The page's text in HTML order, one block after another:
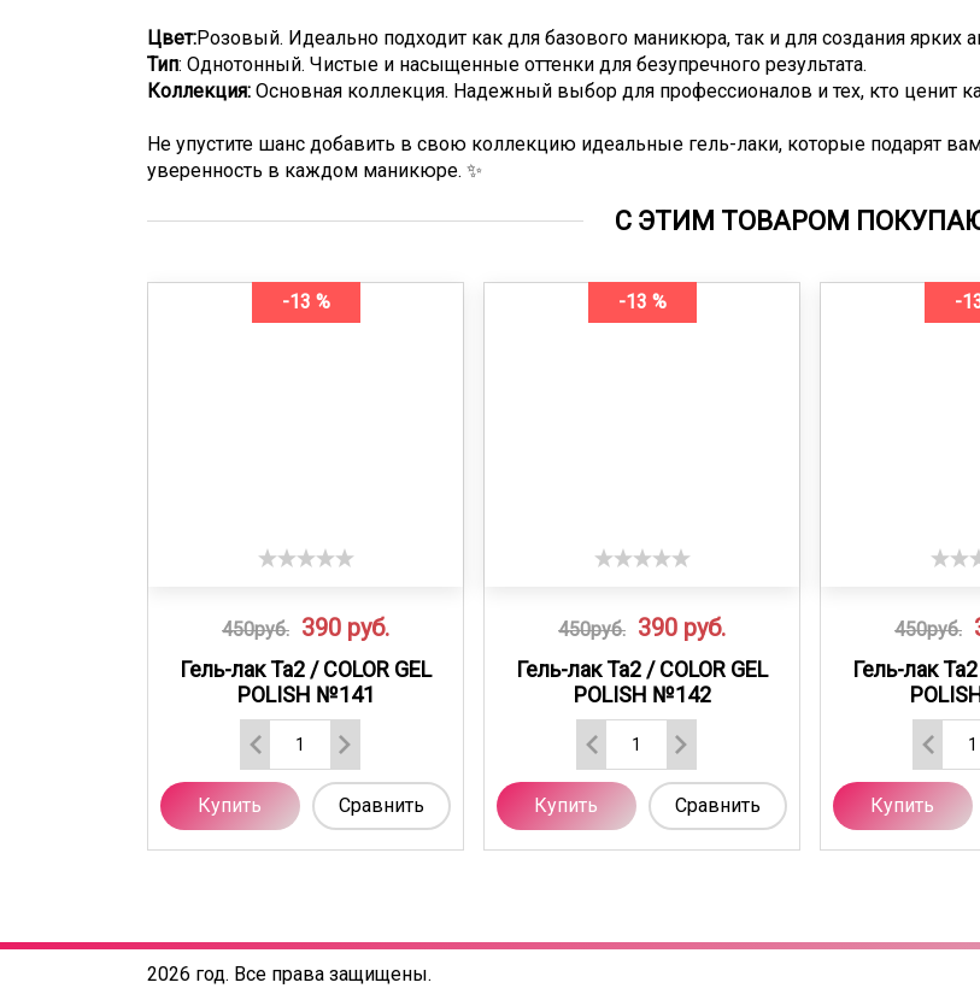
Цвет:Розовый. Идеально подходит как для базового маникюра, так и для создания ярких
Тип: Однотонный. Чистые и насыщенные оттенки для безупречного результата.
Коллекция: Основная коллекция. Надежный выбор для профессионалов и тех, кто ценит
Не упустите шанс добавить в свою коллекцию идеальные гель-лаки, которые подарят
уверенность в каждом маникюре. ✨
С ЭТИМ ТОВАРОМ
-13 %
450руб. 390 руб.
Гель-лак Ta2 / COLOR GEL
POLISH №141
Купить Сравнить
-13 %
450руб. 390 руб.
Гель-лак Ta2 / COLOR GEL
POLISH №142
Купить Сравнить
-
450руб.
Гель-лак
Купить
2026 год. Все права защищены.